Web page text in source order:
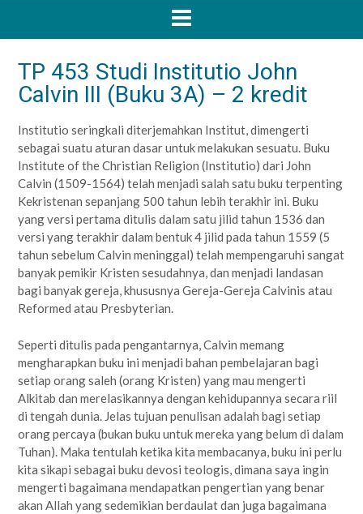
TP 453 Studi Institutio John
Calvin III (Buku 3A) – 2 kredit
Institutio seringkali diterjemahkan Institut, dimengerti
sebagai suatu aturan dasar untuk melakukan sesu­atu. Buku
Institute of the Christian Religion (Institutio) dari John
Calvin (1509-1564) telah menjadi salah satu buku terpenting
Kekristenan sepanjang 500 tahun lebih terakhir ini. Buku
yang versi pertama ditulis dalam satu jilid tahun 1536 dan
versi yang terakhir dalam bentuk 4 jilid pada tahun 1559 (5
tahun sebelum Calvin meninggal) telah mempengaruhi sangat
banyak pemikir Kristen sesudahnya, dan menjadi landasan
bagi banyak gereja, khususnya Gereja-Gereja Calvinis atau
Reformed atau Presbyterian.
Seperti ditulis pada pengantarnya, Calvin memang
mengharapkan buku ini menjadi bahan pembelajaran bagi
setiap orang saleh (orang Kristen) yang mau mengerti
Alkitab dan merelasikannya dengan kehidupannya secara riil
di tengah dunia. Jelas tujuan penulisan adalah bagi setiap
orang percaya (bukan buku untuk mereka yang belum di dalam
Tuhan). Maka tentulah ketika kita membacanya, buku ini perlu
kita sikapi sebagai buku devosi teologis, dimana saya ingin
mengerti bagaimana mendapatkan pengertian yang benar
akan Allah yang sedemikian berdaulat dan juga bagaimana